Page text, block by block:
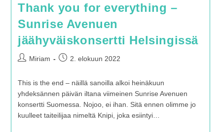
Thank you for everything –
Sunrise Avenuen
jäähyväiskonsertti Helsingissä
Artikkelin
Miriam
Artikkeli2. elokuun 2022
This is the end – näillä sanoilla alkoi heinäkuun
yhdeksännen päivän iltana viimeinen Sunrise Avenuen
konsertti Suomessa. Nojoo, ei ihan. Sitä ennen olimme jo
kuulleet taiteilijaa nimeltä Knipi, joka esiintyi…